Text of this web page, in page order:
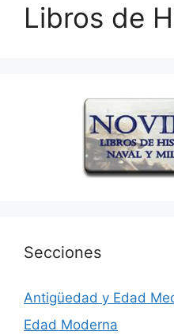
Libros de
Secciones
Antigüedad y Edad
Edad Moderna